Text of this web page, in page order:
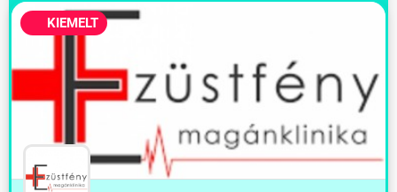
KIEMELT